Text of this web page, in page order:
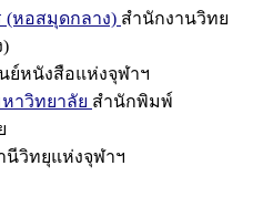
(หอสมุดกลาง) สำนักงานวิทย
ย์หนังสือแห่งจุฬาฯ
าวิทยาลัย สำนักพิมพ์
นีวิทยุแห่งจุฬาฯ